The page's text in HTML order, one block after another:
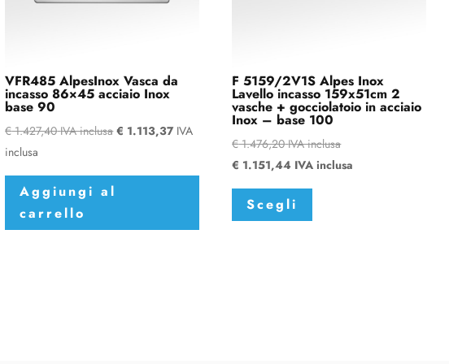
VFR485 AlpesInox Vasca da
incasso 86×45 acciaio Inox
base 90
€1.427,40 IVA inclusa € 1.113,37 IVA
inclusa
Aggiungi al
carrello
F 5159/2V1S Alpes Inox
Lavello incasso 159x51cm 2
vasche + gocciolatoio in acciaio
Inox – base 100
€1.476,20 IVA inclusa
€ 1.151,44 IVA inclusa
Scegli
Questo
ha